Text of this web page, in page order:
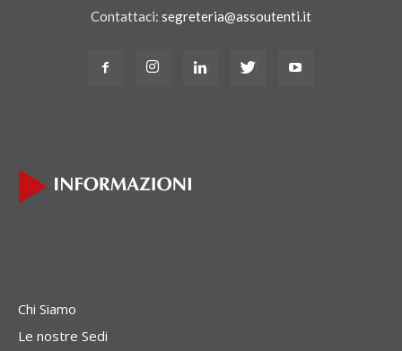
Contattaci: segreteria@assoutenti.it
Chi Siamo
Le nostre Sedi